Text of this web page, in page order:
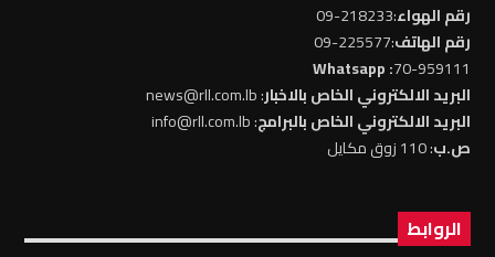
رقم الهواء:218233-09
رقم الهاتف:225577-09
70-959111
: Whatsapp
البريد الالكتروني الخاص بالاخبار: news@rll.com.lb
البريد الالكتروني الخاص بالبرامج: info@rll.com.lb
ص.ب: 110 زوق مكايل
الروابط